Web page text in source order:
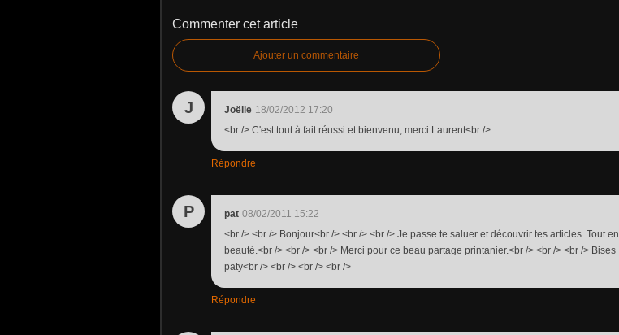
Commenter cet article
Ajouter un commentaire
J Joëlle 18/02/2012 17:20
<br /> C'est tout à fait réussi et bienvenu, merci Laurent<br />
Répondre
P pat 08/02/2011 15:22
<br /> <br /> Bonjour<br /> <br /> <br /> Je passe te saluer et découvrir tes articles..Tout en
beauté.<br /> <br /> <br /> Merci pour ce beau partage printanier.<br /> <br /> <br /> Bises
paty<br /> <br /> <br /> <br />
Répondre